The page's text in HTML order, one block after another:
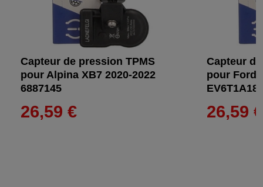
Capteur de pression TPMS
pour Alpina XB7 2020-2022
6887145
26,59 €
Capteur
pour Ford
26,59 €